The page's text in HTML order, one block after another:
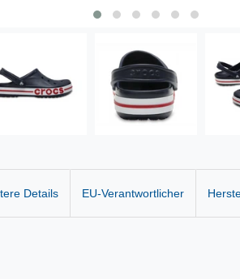
Details EU-Verantwortlicher